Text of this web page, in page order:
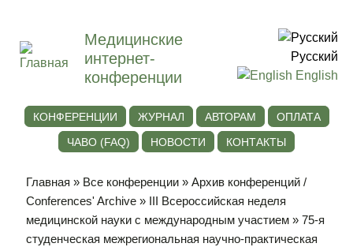
Медицинские
интернет-
конференции
Русский
English
КОНФЕРЕНЦИИ ЖУРНАЛ АВТОРАМ
ОПЛАТА
ЧАВО (FAQ)
НОВОСТИ КОНТАКТЫ
Главная » Все конференции »Архив конференций /
Conferences' Archive » III Всероссийская неделя
медицинской науки с международным участием »75-я
студенческая межрегиональная научно-практическая